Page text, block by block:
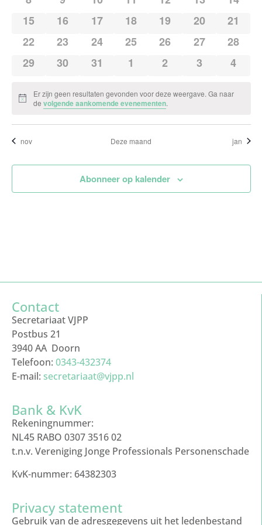
0 evenementen
15 0 evenementen
16 0 evenementen
17 0 evenementen
18 0 evenementen
19 0
20 0
21
0 evenementen
22 0 evenementen
23 0 evenementen
24 0 evenementen
25 0 evenementen
26 0
27 0
28
0 evenementen
29 0 evenementen
30 0 evenementen
31 0 evenementen
1 0 evenementen
2 0
3 0
4
Bericht
Er zijn geen resultaten gevonden voor deze weergave. Ga naar
devolgende aankomende evenementen.
nov Deze maand jan
Abonneer op kalender
Contact
Secretariaat VJPP
Postbus 21
3940 AA Doorn
Telefoon: 0343-432374
E-mail: secretariaat@vjpp.nl
Bank & KvK
Rekeningnummer:
NL45 RABO 0307 3516 02
t.n.v. Vereniging Jonge Professionals Personenschade
KvK-nummer: 64382303
Privacy statement
Gebruik van de adresgegevens uit het ledenbestand